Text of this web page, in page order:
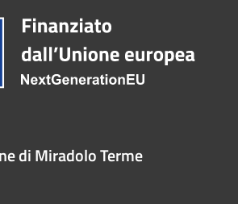
di Miradolo Terme